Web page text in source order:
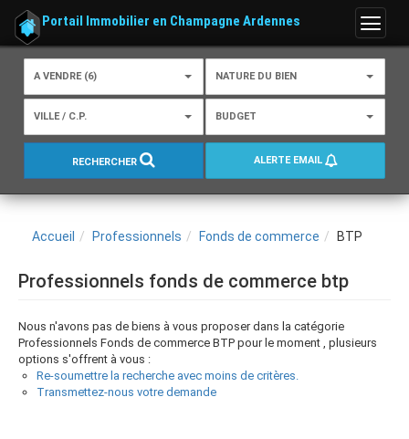
Menu
Portail Immobilier en Champagne Ardennes
A VENDRE (6) NATURE DU BIEN
VILLE / C.P. BUDGET
RECHERCHER ALERTE EMAIL
Accueil Professionnels Fonds de commerce BTP
Professionnels fonds de commerce btp
Nous n'avons pas de biens à vous proposer dans la catégorie
Professionnels Fonds de commerce BTP pour le moment , plusieurs
options s'offrent à vous :
Re-soumettre la recherche avec moins de critères.
Transmettez-nous votre demande